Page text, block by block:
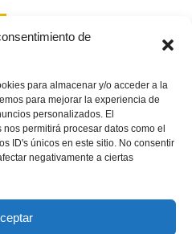
de
para almacenar y/o acceder a la
para mejorar la experiencia de
personalizados. El
permitirá procesar datos como el
ID's únicos en este sitio. No consentir
negativamente a ciertas
Campos
Laukariz Golf – Club de
Campo